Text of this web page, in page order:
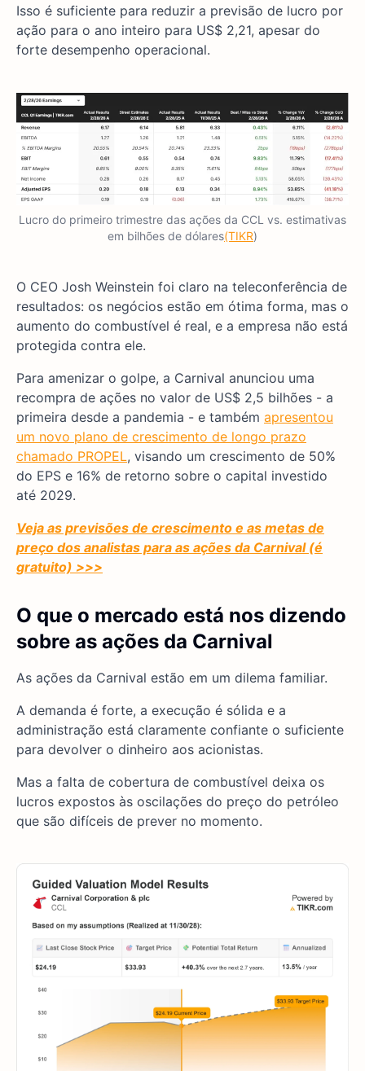
Isso é suficiente para reduzir a previsão de lucro por
ação para o ano inteiro para US$ 2,21, apesar do
forte desempenho operacional.
Lucro do primeiro trimestre das ações da CCL vs. estimativas
em bilhões de dólares(TIKR)
O CEO Josh Weinstein foi claro na teleconferência de
resultados: os negócios estão em ótima forma, mas o
aumento do combustível é real, e a empresa não está
protegida contra ele.
Para amenizar o golpe, a Carnival anunciou uma
recompra de ações no valor de US$ 2,5 bilhões - a
primeira desde a pandemia - e também apresentou
um novo plano de crescimento de longo prazo
chamado PROPEL, visando um crescimento de 50%
do EPS e 16% de retorno sobre o capital investido
até 2029.
Veja as previsões de crescimento e as metas de
preço dos analistas para as ações da Carnival (é
gratuito) >>>
O que o mercado está nos dizendo
sobre as ações da Carnival
As ações da Carnival estão em um dilema familiar.
A demanda é forte, a execução é sólida e a
administração está claramente confiante o suficiente
para devolver o dinheiro aos acionistas.
Mas a falta de cobertura de combustível deixa os
lucros expostos às oscilações do preço do petróleo
que são difíceis de prever no momento.